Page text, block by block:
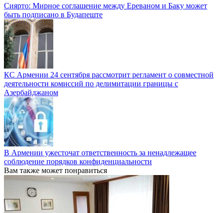
Сиярто: Мирное соглашение между Ереваном и Баку может
быть подписано в Будапеште
КС Армении 24 сентября рассмотрит регламент о совместной
деятельности комиссий по делимитации границы с
Азербайджаном
В Армении ужесточат ответственность за ненадлежащее
соблюдение порядков конфиденциальности
Вам также может понравиться